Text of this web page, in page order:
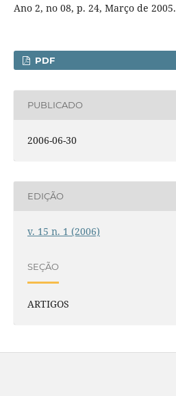
Ano 2, no 08, p. 24, Março de 2005.
PDF
PUBLICADO
2006-06-30
EDIÇÃO
v. 15 n. 1 (2006)
SEÇÃO
ARTIGOS